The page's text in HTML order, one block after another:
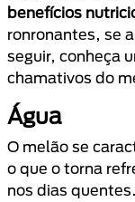
benefícios
ronronantes, se
seguir, conheça
chamativos do
Água
O melão se
o que o torna
nos dias